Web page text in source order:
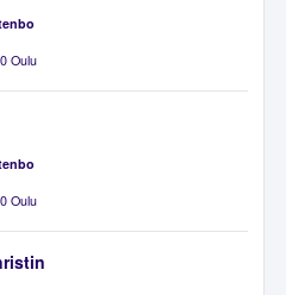
Oulu
Oulu